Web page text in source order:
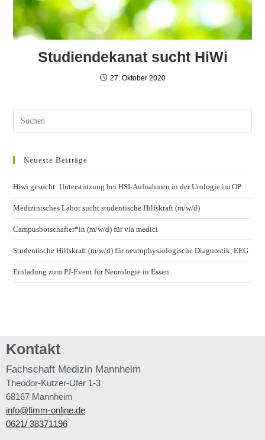
Studiendekanat sucht HiWi
27. Oktober 2020
Neueste Beiträge
Hiwi gesucht: Unterstützung bei HSI-Aufnahmen in der Urologie im OP
Medizinisches Labor sucht studentische Hilfskraft (m/w/d)
Campusbotschafter*in (m/w/d) für via medici
Studentische Hilfskraft (m/w/d) für neurophysiologische Diagnostik, EEG
Einladung zum PJ-Event für Neurologie in Essen
Kontakt
Fachschaft Medizin Mannheim
Theodor-Kutzer-Ufer 1-3
68167 Mannheim
info@fimm-online.de
0621/ 38371196